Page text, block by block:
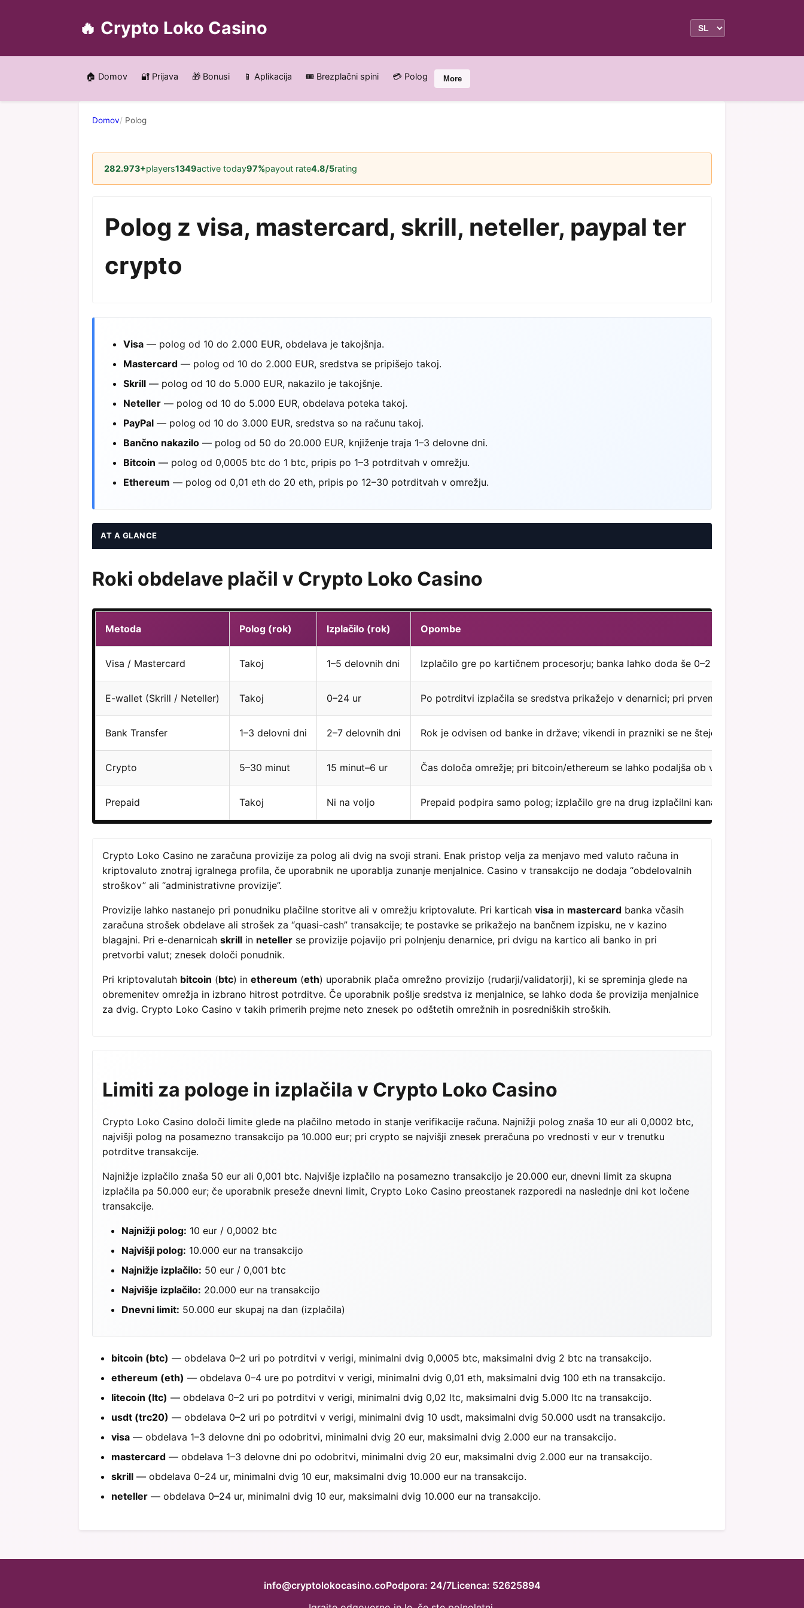
🔥 Crypto Loko Casino
🏠 Domov 🔐 Prijava 🎁 Bonusi 📱 Aplikacija 🎟️ Brezplačni spini 💳 Polog More
Domov Polog
282.973+players1349active today97%payout rate4.8/5rating
Polog z visa, mastercard, skrill, neteller, paypal ter
crypto
Visa — polog od 10 do 2.000 EUR, obdelava je takojšnja.
Mastercard — polog od 10 do 2.000 EUR, sredstva se pripišejo takoj.
Skrill — polog od 10 do 5.000 EUR, nakazilo je takojšnje.
Neteller — polog od 10 do 5.000 EUR, obdelava poteka takoj.
PayPal — polog od 10 do 3.000 EUR, sredstva so na računu takoj.
Bančno nakazilo — polog od 50 do 20.000 EUR, knjiženje traja 1–3 delovne dni.
Bitcoin — polog od 0,0005 btc do 1 btc, pripis po 1–3 potrditvah v omrežju.
Ethereum — polog od 0,01 eth do 20 eth, pripis po 12–30 potrditvah v omrežju.
AT A GLANCE
Roki obdelave plačil v Crypto Loko Casino
Metoda Polog (rok) Izplačilo (rok) Opombe
Visa / Mastercard Takoj 1–5 delovnih dni Izplačilo gre po kartičnem procesorju; banka lahko doda še 0–2 delovna dneva.
E-wallet (Skrill / Neteller) Takoj 0–24 ur Po potrditvi izplačila se sredstva prikažejo v denarnici; pri prvem izplačilu se čas
Bank Transfer 1–3 delovni dni 2–7 delovnih dni Rok je odvisen od banke in države; vikendi in prazniki se ne štejejo.
Crypto 5–30 minut 15 minut–6 ur Čas določa omrežje; pri bitcoin/ethereum se lahko podaljša ob višjih provizijah in
Prepaid Takoj Ni na voljo Prepaid podpira samo polog; izplačilo gre na drug izplačilni kanal (npr. bank
Crypto Loko Casino ne zaračuna provizije za polog ali dvig na svoji strani. Enak pristop velja za menjavo med valuto računa in
kriptovaluto znotraj igralnega profila, če uporabnik ne uporablja zunanje menjalnice. Casino v transakcijo ne dodaja “obdelovalnih
stroškov” ali “administrativne provizije”.
Provizije lahko nastanejo pri ponudniku plačilne storitve ali v omrežju kriptovalute. Pri karticahvisa in mastercard banka včasih
zaračuna strošek obdelave ali strošek za “quasi-cash” transakcije; te postavke se prikažejo na bančnem izpisku, ne v kazino
blagajni. Pri e-denarnicahskrill in neteller se provizije pojavijo pri polnjenju denarnice, pri dvigu na kartico ali banko in pri
pretvorbi valut; znesek določi ponudnik.
Pri kriptovalutah bitcoin (btc) inethereum (eth) uporabnik plača omrežno provizijo (rudarji/validatorji), ki se spreminja glede na
obremenitev omrežja in izbrano hitrost potrditve. Če uporabnik pošlje sredstva iz menjalnice, se lahko doda še provizija menjalnice
za dvig. Crypto Loko Casino v takih primerih prejme neto znesek po odštetih omrežnih in posredniških stroških.
Limiti za pologe in izplačila v Crypto Loko Casino
Crypto Loko Casino določi limite glede na plačilno metodo in stanje verifikacije računa. Najnižji polog znaša 10 eur ali 0,0002 btc,
najvišji polog na posamezno transakcijo pa 10.000 eur; pri crypto se najvišji znesek preračuna po vrednosti v eur v trenutku
potrditve transakcije.
Najnižje izplačilo znaša 50 eur ali 0,001 btc. Najvišje izplačilo na posamezno transakcijo je 20.000 eur, dnevni limit za skupna
izplačila pa 50.000 eur; če uporabnik preseže dnevni limit, Crypto Loko Casino preostanek razporedi na naslednje dni kot ločene
transakcije.
Najnižji polog: 10 eur / 0,0002 btc
Najvišji polog: 10.000 eur na transakcijo
Najnižje izplačilo: 50 eur / 0,001 btc
Najvišje izplačilo: 20.000 eur na transakcijo
Dnevni limit: 50.000 eur skupaj na dan (izplačila)
bitcoin (btc) — obdelava 0–2 uri po potrditvi v verigi, minimalni dvig 0,0005 btc, maksimalni dvig 2 btc na transakcijo.
ethereum (eth) — obdelava 0–4 ure po potrditvi v verigi, minimalni dvig 0,01 eth, maksimalni dvig 100 eth na transakcijo.
litecoin (ltc) — obdelava 0–2 uri po potrditvi v verigi, minimalni dvig 0,02 ltc, maksimalni dvig 5.000 ltc na transakcijo.
usdt (trc20) — obdelava 0–2 uri po potrditvi v verigi, minimalni dvig 10 usdt, maksimalni dvig 50.000 usdt na transakcijo.
visa— obdelava 1–3 delovne dni po odobritvi, minimalni dvig 20 eur, maksimalni dvig 2.000 eur na transakcijo.
mastercard— obdelava 1–3 delovne dni po odobritvi, minimalni dvig 20 eur, maksimalni dvig 2.000 eur na transakcijo.
skrill— obdelava 0–24 ur, minimalni dvig 10 eur, maksimalni dvig 10.000 eur na transakcijo.
neteller— obdelava 0–24 ur, minimalni dvig 10 eur, maksimalni dvig 10.000 eur na transakcijo.
info@cryptolokocasino.coPodpora: 24/7Licenca: 52625894